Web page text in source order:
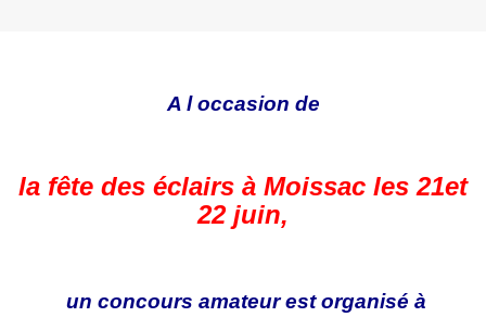
A l occasion de
la fête des éclairs à Moissac les 21et
22 juin,
un concours amateur est organisé à